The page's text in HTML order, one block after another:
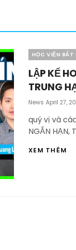
Categories
HỌC VIỆN BẤT
LẬP KẾ
TRUNG
News Posted
April 27,
quý vị và
NGẮN HẠN,
XEM THÊM